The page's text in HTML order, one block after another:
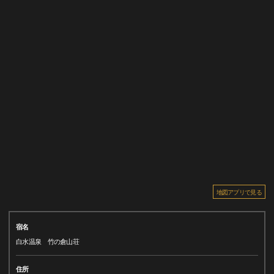
地図アプリで見る
宿名
白水温泉 竹の倉山荘
住所